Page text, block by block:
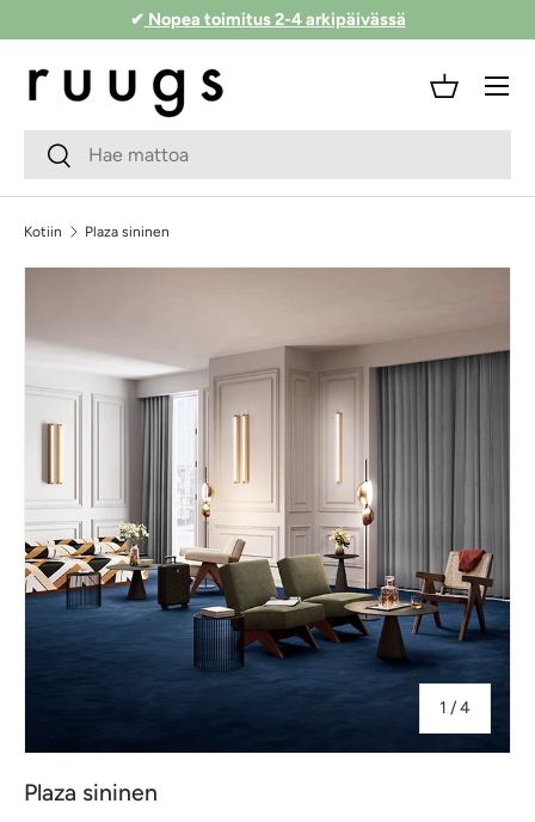
Siirry sisältöön
✔ Nopea toimitus 2-4 arkipäivässä
Hakukenttä
Lähetä
Kori
Valikko
Kotiin Plaza sininen
1 /jostakin
4
Plaza sininen